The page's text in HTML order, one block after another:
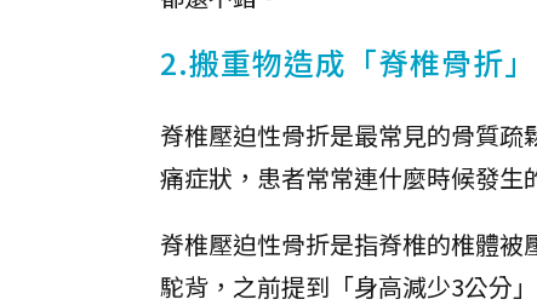
2.搬重物造成「脊椎骨折」
脊椎壓迫性骨折是最常見的骨質
痛症狀，患者常常連什麼時候發生
脊椎壓迫性骨折是指脊椎的椎體
駝背，之前提到「身高減少3公分